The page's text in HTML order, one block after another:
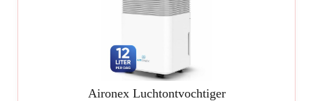
Aironex Luchtontvochtiger